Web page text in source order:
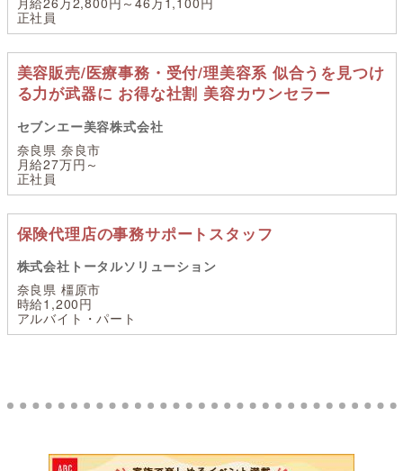
正社員
美容販売/医療事務・受付/理美容系 似合うを見つけ
る力が武器に お得な社割 美容カウンセラー
セブンエー美容株式会社
奈良県 奈良市
月給27万円～
正社員
保険代理店の事務サポートスタッフ
株式会社トータルソリューション
奈良県 橿原市
時給1,200円
アルバイト・パート